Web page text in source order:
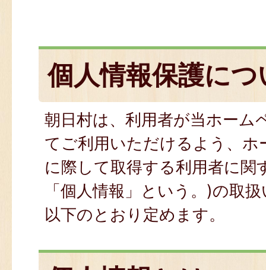
個人情報保護につ
朝日村は、利用者が当ホーム
てご利用いただけるよう、ホ
に際して取得する利用者に関
「個人情報」という。)の取
以下のとおり定めます。